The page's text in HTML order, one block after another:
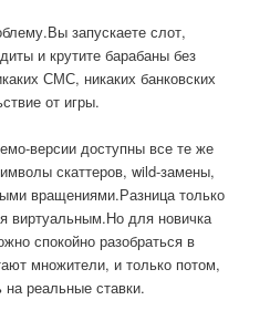
запускаете слот,
и крутите барабаны без
СМС, никаких банковских
от игры.
версии доступны все те же
скаттеров, wild-замены,
вращениями.Разница только
виртуальным.Но для новичка
спокойно разобраться в
множители, и только потом,
на реальные ставки.